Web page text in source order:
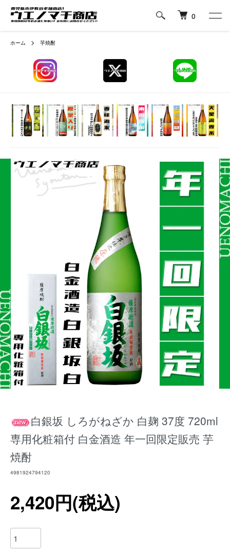
0
ホーム 芋焼酎
白銀坂 しろがねざか 白麹 37度 720ml
専用化粧箱付 白金酒造 年一回限定販売 芋
焼酎
4981924794120
2,420円(税込)